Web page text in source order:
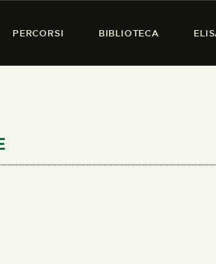
PERCORSI BIBLIOTECA
DONNA